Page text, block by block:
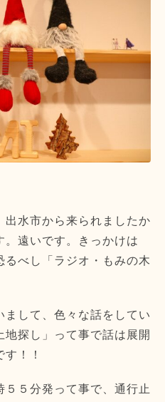
出水市から来られましたか
。遠いです。きっかけは
るべし「ラジオ・もみの木
まして、色々な話をしてい
地探し」って事で話は展開
！！
５分発って事で、通行止